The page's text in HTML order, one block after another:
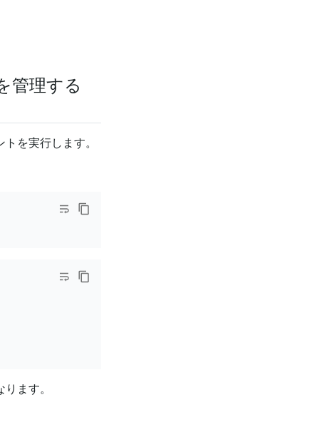
管理する
を実行します。
ます。